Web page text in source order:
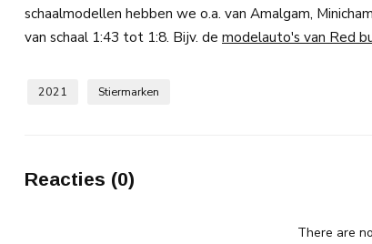
schaalmodellen hebben we o.a. van Amalgam,
van schaal 1:43 tot 1:8. Bijv. de modelauto's van Red
2021 Stiermarken
Reacties (0)
There are